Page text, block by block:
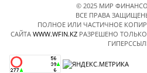
© 2025 МИР
ВСЕ ПРАВА
ПОЛНОЕ ИЛИ ЧАСТИЧНОЕ
САЙТА WWW.WFIN.KZРАЗРЕШЕНО